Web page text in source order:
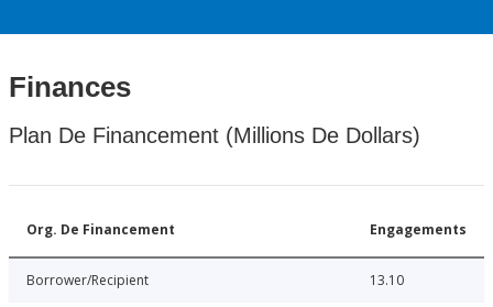
Finances
Plan De Financement (Millions De Dollars)
Org. De Financement Engagements
Borrower/Recipient 13.10